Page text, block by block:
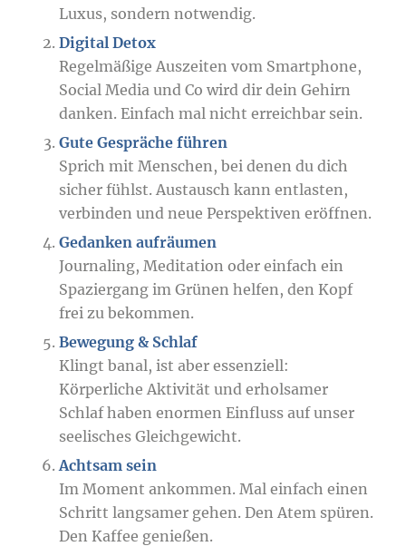
Luxus, sondern notwendig.
Digital Detox
Regelmäßige Auszeiten vom Smartphone,
Social Media und Co wird dir dein Gehirn
danken. Einfach mal nicht erreichbar sein.
Gute Gespräche führen
Sprich mit Menschen, bei denen du dich
sicher fühlst. Austausch kann entlasten,
verbinden und neue Perspektiven eröffnen.
Gedanken aufräumen
Journaling, Meditation oder einfach ein
Spaziergang im Grünen helfen, den Kopf
frei zu bekommen.
Bewegung & Schlaf
Klingt banal, ist aber essenziell:
Körperliche Aktivität und erholsamer
Schlaf haben enormen Einfluss auf unser
seelisches Gleichgewicht.
Achtsam sein
Im Moment ankommen. Mal einfach einen
Schritt langsamer gehen. Den Atem spüren.
Den Kaffee genießen.